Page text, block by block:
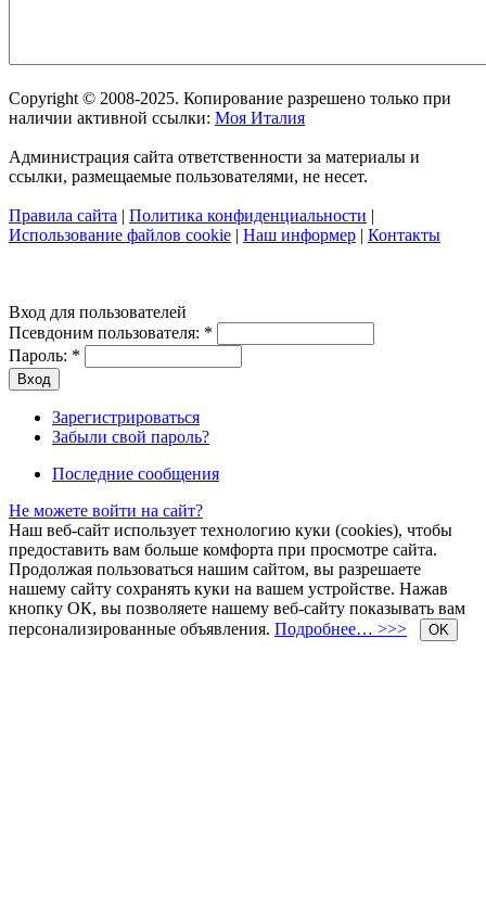
Copyright © 2008-2025. Копирование разрешено только при
наличии активной ссылки: Моя Италия
Администрация сайта ответственности за материалы и
ссылки, размещаемые пользователями, не несет.
Правила сайта Политика конфиденциальности
Использование файлов cookie
Наш информер Контакты
Вход для пользователей
Псевдоним пользователя: *
Пароль: *
Зарегистрироваться
Забыли свой пароль?
Последние сообщения
Не можете войти на сайт?
Наш веб-сайт использует технологию куки (cookies), чтобы
предоставить вам больше комфорта при просмотре сайта.
Продолжая пользоваться нашим сайтом, вы разрешаете
нашему сайту сохранять куки на вашем устройстве. Нажав
кнопку ОК, вы позволяете нашему веб-сайту показывать вам
персонализированные объявления. Подробнее… >>> OK